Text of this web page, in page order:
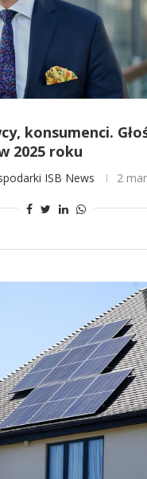
konsumenci.
2025 roku
ISB News 2